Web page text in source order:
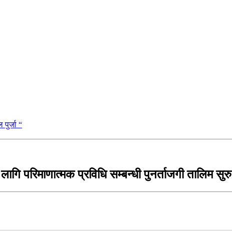
पुर्जा “
परिमाणात्मक प्रविधि सम्बन्धी पुनर्ताजगी तालिम सुरु